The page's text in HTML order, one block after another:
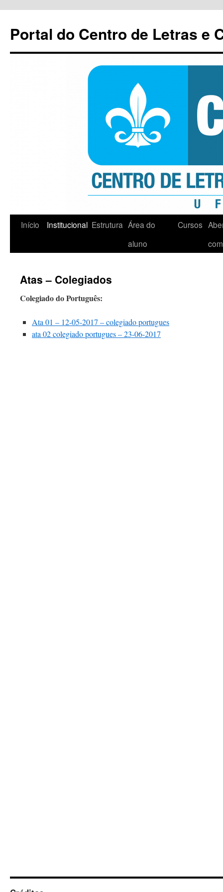
conteúdo
Portal do Centro de Letras e
Início Institucional Estrutura Área do
aluno
Cursos
Atas – Colegiados
Colegiado do Português:
Ata 01 – 12-05-2017 – colegiado portugues
ata 02 colegiado portugues – 23-06-2017